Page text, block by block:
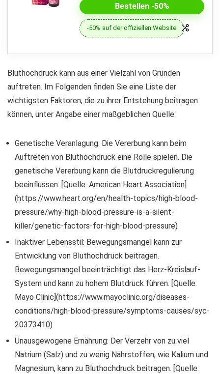
Bestellen -50%
-50% auf der offiziellen Website
Bluthochdruck kann aus einer Vielzahl von Gründen
auftreten. Im Folgenden finden Sie eine Liste der
wichtigsten Faktoren, die zu ihrer Entstehung beitragen
können, unter Angabe einer maßgeblichen Quelle:
Genetische Veranlagung: Die Vererbung kann beim
Auftreten von Bluthochdruck eine Rolle spielen. Die
genetische Vererbung kann die Blutdruckregulierung
beeinflussen. [Quelle: American Heart Association]
(https://www.heart.org/en/health-topics/high-blood-
pressure/why-high-blood-pressure-is-a-silent-
killer/genetic-factors-for-high-blood-pressure)
Inaktiver Lebensstil: Bewegungsmangel kann zur
Entwicklung von Bluthochdruck beitragen.
Bewegungsmangel beeinträchtigt das Herz-Kreislauf-
System und kann zu hohem Blutdruck führen. [Quelle:
Mayo Clinic](https://www.mayoclinic.org/diseases-
conditions/high-blood-pressure/symptoms-causes/syc-
20373410)
Unausgewogene Ernährung: Der Verzehr von zu viel
Natrium (Salz) und zu wenig Nährstoffen, wie Kalium und
Magnesium, kann zu Bluthochdruck beitragen. [Quelle: